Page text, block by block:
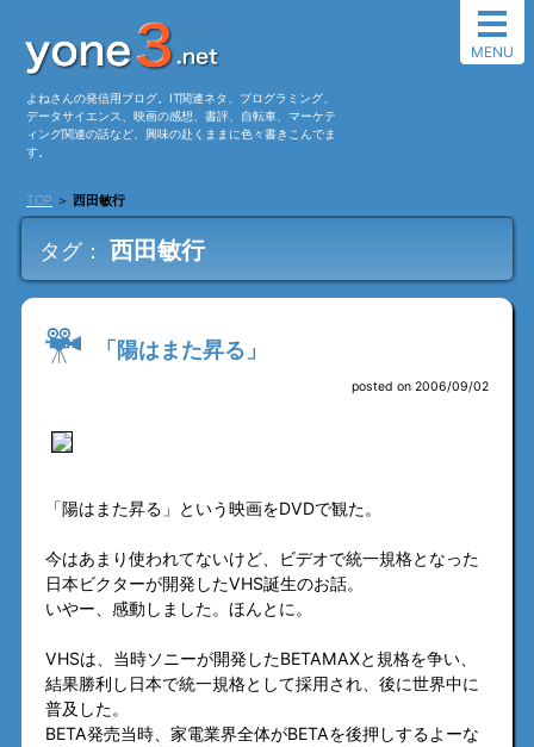
よねさんの発信用ブログ。IT関連ネタ、プログラミング、
データサイエンス、映画の感想、書評、自転車、マーケテ
ィング関連の話など、興味の赴くままに色々書きこんでま
す。
TOP ＞ 西田敏行
MENU
タグ： 西田敏行
「陽はまた昇る」
posted on 2006/09/02
「陽はまた昇る」という映画をDVDで観た。
今はあまり使われてないけど、ビデオで統一規格となった
日本ビクターが開発したVHS誕生のお話。
いやー、感動しました。ほんとに。
VHSは、当時ソニーが開発したBETAMAXと規格を争い、
結果勝利し日本で統一規格として採用され、後に世界中に
普及した。
BETA発売当時、家電業界全体がBETAを後押しするよーな